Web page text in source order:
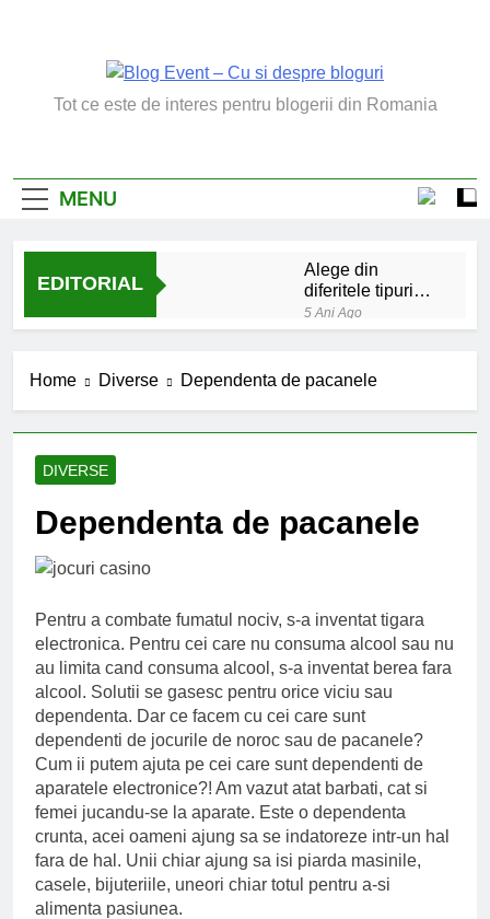
Blog Event – Cu Si
Tot ce este de interes pentru blogerii din Romania
MENU
EDITORIAL
Alege din
diferitele tipuri
de bratara de
argint
5 Ani Ago
5 Ani Ago
campanie ale lui
Donald Trump
6 Ani Ago
cu Pamantul
6 Ani Ago
Este posibil sa ne
iertam?
6 Ani Ago
Home Diverse Dependenta de pacanele
DIVERSE
Dependenta de pacanele
Pentru a combate fumatul nociv, s-a inventat tigara
electronica. Pentru cei care nu consuma alcool sau nu
au limita cand consuma alcool, s-a inventat berea fara
alcool. Solutii se gasesc pentru orice viciu sau
dependenta. Dar ce facem cu cei care sunt
dependenti de jocurile de noroc sau de pacanele?
Cum ii putem ajuta pe cei care sunt dependenti de
aparatele electronice?! Am vazut atat barbati, cat si
femei jucandu-se la aparate. Este o dependenta
crunta, acei oameni ajung sa se indatoreze intr-un hal
fara de hal. Unii chiar ajung sa isi piarda masinile,
casele, bijuteriile, uneori chiar totul pentru a-si
alimenta pasiunea.